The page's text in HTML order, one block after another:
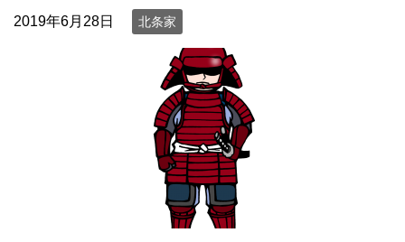
2019年6月28日 北条家